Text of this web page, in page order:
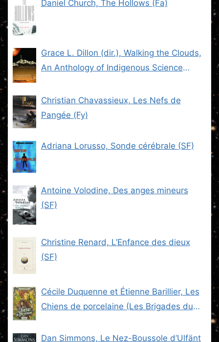
Daniel Church, The Hollows (Fa)
Grace L. Dillon (dir.), Walking the Clouds,
An Anthology of Indigenous Science
Christian Chavassieux, Les Nefs de
Pangée (Fy)
Adriana Lorusso, Sonde cérébrale (SF)
Antoine Volodine, Des anges mineurs
(SF)
Christine Renard, L’Enfance des dieux
(SF)
Cécile Duquenne et Étienne Barillier, Les
Chiens de porcelaine (Les Brigades du
Dan Simmons, Le Nez-Boussole d’Ulfänt